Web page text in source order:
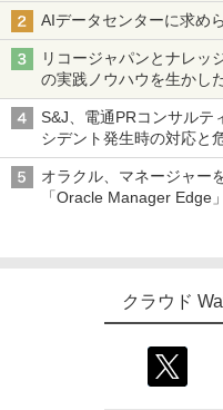
AIデータセンターに求め
リコージャパンとナレッ
の実践ノウハウを生かし
S&J、電通PRコンサルテ
シデント発生時の対応と
ラムを提供
オラクル、マネージャー
「Oracle Manager Edge
クラウド